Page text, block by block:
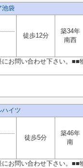
池袋
徒歩12分
築34年
南西
お問い合わせ下さい。■■
ハイツ
徒歩5分
築46年
南
お問い合わせ下さい。■■